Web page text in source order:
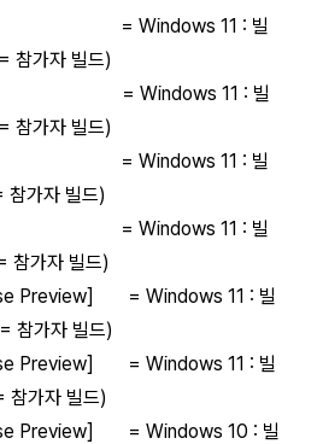
= Windows 11 : 빌
가자 빌드)
= Windows 11 : 빌
가자 빌드)
= Windows 11 : 빌
자 빌드)
= Windows 11 : 빌
자 빌드)
Preview] = Windows 11 : 빌
가자 빌드)
Preview] = Windows 11 : 빌
자 빌드)
Preview] = Windows 10 : 빌